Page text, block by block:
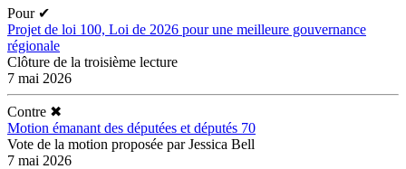
Pour ✔
Projet de loi 100, Loi de 2026 pour une meilleure gouvernance
régionale
Clôture de la troisième lecture
7 mai 2026
Contre ✖
Motion émanant des députées et députés 70
Vote de la motion proposée par Jessica Bell
7 mai 2026